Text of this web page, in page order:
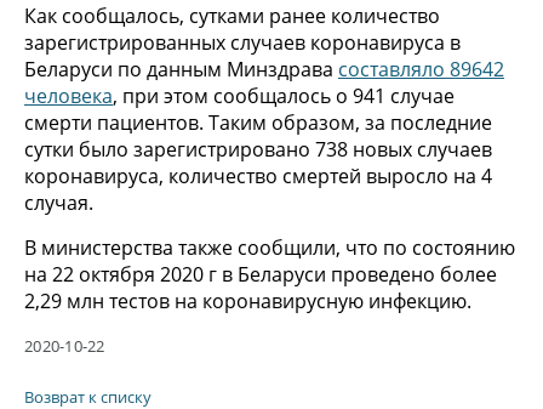
Как сообщалось, сутками ранее количество
зарегистрированных случаев коронавируса в
Беларуси по данным Минздрава составляло 89642
человека, при этом сообщалось о 941 случае
смерти пациентов. Таким образом, за последние
сутки было зарегистрировано 738 новых случаев
коронавируса, количество смертей выросло на 4
случая.
В министерства также сообщили, что по состоянию
на 22 октября 2020 г в Беларуси проведено более
2,29 млн тестов на коронавирусную инфекцию.
2020-10-22
Возврат к списку